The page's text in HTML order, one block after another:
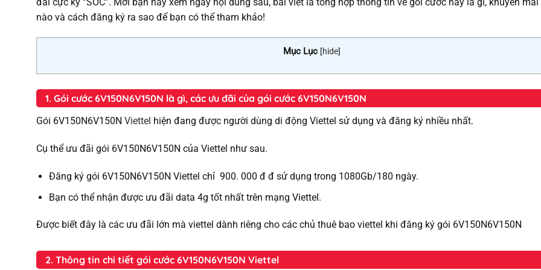
đãi cực kỳ “SỐC”. Mời bạn hãy xem ngay nội dung sau, bài viết là tổng hợp thông tin về gói cước này là gì, khuyến
nào và cách đăng ký ra sao để bạn có thể tham khảo!
Mục Lục [hide]
1. Gói cước 6V150N6V150N là gì, các ưu đãi của gói cước 6V150N6V150N
Gói 6V150N6V150NViettel hiện đang được người dùng di động Viettel sử dụng và đăng ký nhiều nhất.
Cụ thể ưu đãi gói 6V150N6V150N của Viettel như sau.
Đăng ký gói 6V150N6V150N Viettel chỉ 900. 000 đ đ sử dụng trong 1080Gb/180 ngày.
Bạn có thể nhận được ưu đãi data 4g tốt nhất trên mạng Viettel.
Được biết đây là các ưu đãi lớn mà viettel dành riêng cho các chủ thuê bao viettel khi đăng ký gói 6V150N6V150N
2. Thông tin chi tiết gói cước 6V150N6V150N Viettel